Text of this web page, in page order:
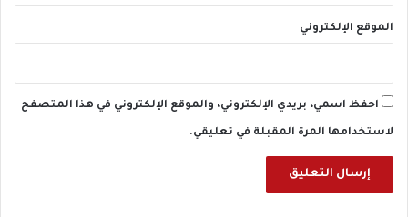
ا
ب
ا
ف
ي
س
ل
الموقع الإلكتروني
احفظ اسمي، بريدي الإلكتروني، والموقع الإلكتروني في هذا المتصفح
لاستخدامها المرة المقبلة في تعليقي.